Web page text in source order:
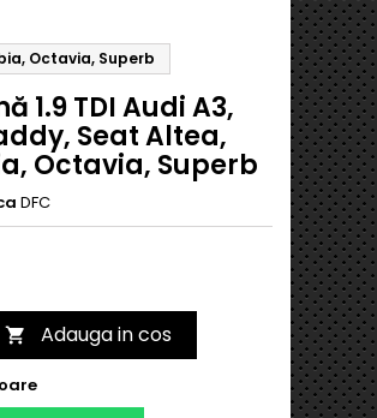
Octavia, Superb
1.9 TDI Audi A3,
Seat Altea,
Octavia, Superb
DFC
 Adauga in cos